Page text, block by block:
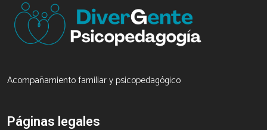
Acompañamiento familiar y psicopedagógico
Páginas legales